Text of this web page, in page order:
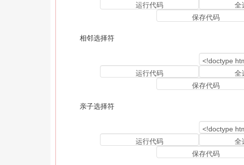
相邻选择符
亲子选择符